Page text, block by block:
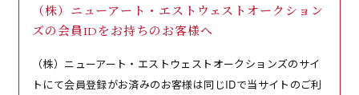
（株）ニューアート・エストウェストオークション
ズの会員IDをお持ちのお客様へ
（株）ニューアート・エストウェストオークションズのサイ
トにて会員登録がお済みのお客様は同じIDで当サイトのご利